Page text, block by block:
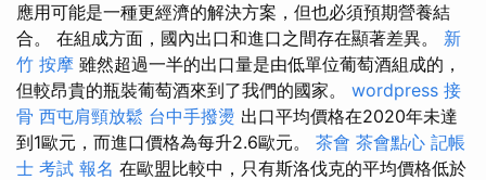
應用可能是一種更經濟的解決方案，但也必須預期營養結
合。 在組成方面，國內出口和進口之間存在顯著差異。 新
竹 按摩 雖然超過一半的出口量是由低單位葡萄酒組成的，
但較昂貴的瓶裝葡萄酒來到了我們的國家。 wordpress 接
骨 西屯肩頸放鬆 台中手撥燙 出口平均價格在2020年未達
到1歐元，而進口價格為每升2.6歐元。 茶會 茶會點心 記帳
士 考試 報名 在歐盟比較中，只有斯洛伐克的平均價格低於